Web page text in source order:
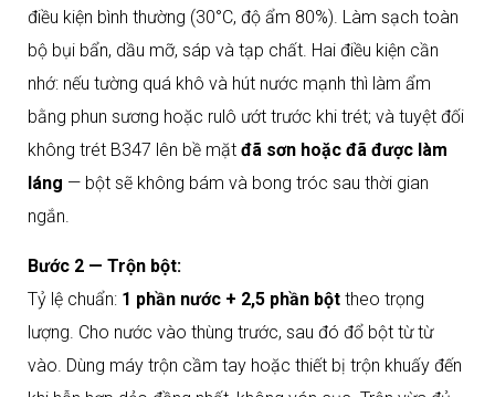
điều kiện bình thường (30°C, độ ẩm 80%). Làm sạch toàn
bộ bụi bẩn, dầu mỡ, sáp và tạp chất. Hai điều kiện cần
nhớ: nếu tường quá khô và hút nước mạnh thì làm ẩm
bằng phun sương hoặc rulô ướt trước khi trét; và tuyệt đối
không trét B347 lên bề mặt đã sơn hoặc đã được làm
láng — bột sẽ không bám và bong tróc sau thời gian
ngắn.
Bước 2 — Trộn bột:
Tỷ lệ chuẩn: 1 phần nước + 2,5 phần bột theo trọng
lượng. Cho nước vào thùng trước, sau đó đổ bột từ từ
vào. Dùng máy trộn cầm tay hoặc thiết bị trộn khuấy đến